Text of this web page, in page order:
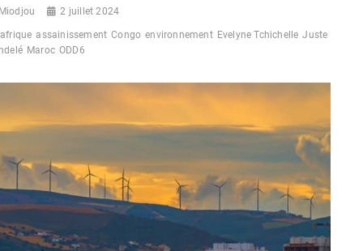
HAUTE
Miodjou 2 juillet 2024
afrique assainissement Congo environnement Evelyne Tchichelle Juste
Maroc ODD6